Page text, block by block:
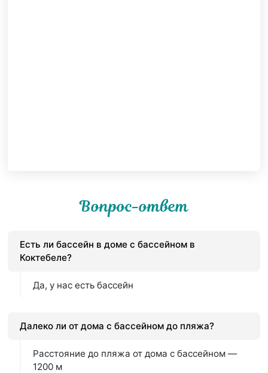
Вопрос-ответ
Есть ли бассейн в доме с бассейном в
Коктебеле?
Да, у нас есть бассейн
Далеко ли от дома с бассейном до пляжа?
Расстояние до пляжа от дома с бассейном —
1200 м